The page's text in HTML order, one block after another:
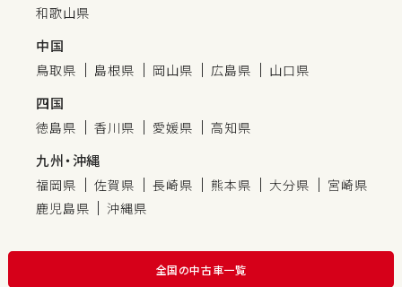
和歌山県
中国
鳥取県 島根県 岡山県 広島県 山口県
四国
徳島県 香川県 愛媛県 高知県
九州・沖縄
福岡県 佐賀県 長崎県 熊本県 大分県
宮崎県
鹿児島県
沖縄県
全国の中古車一覧